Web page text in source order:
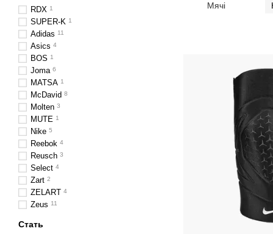
Мячі
RDX 1
SUPER-K 1
Adidas 11
Asics 4
BOS 1
Joma 6
MATSA 1
McDavid 8
Molten 3
MUTE 1
Nike 5
Reebok 4
Reusch 3
Select 4
Zart 2
ZELART 4
Zeus 11
Стать